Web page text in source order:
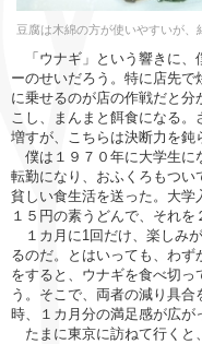
豆腐は木綿の方が使いやすいが、
「ウナギ」という響きに、
ーのせいだろう。特に店先
に乗せるのが店の作戦だと
こし、まんまと餌食になる
増すが、こちらは決断力を鈍
僕は１９７０年に大学生に
転勤になり、おふくろもつい
貧しい食生活を送った。大学
１５円の素うどんで、それを
１カ月に1回だけ、楽しみ
るのだ。とはいっても、わ
をすると、ウナギを食べ切っ
う。そこで、両者の減り具
時、１カ月分の満足感が広が
たまに東京に訪ねて行くと